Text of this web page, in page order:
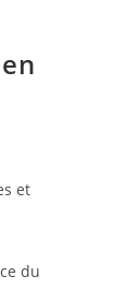
et
du